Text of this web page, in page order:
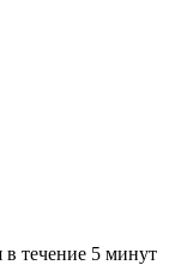
течение 5 минут